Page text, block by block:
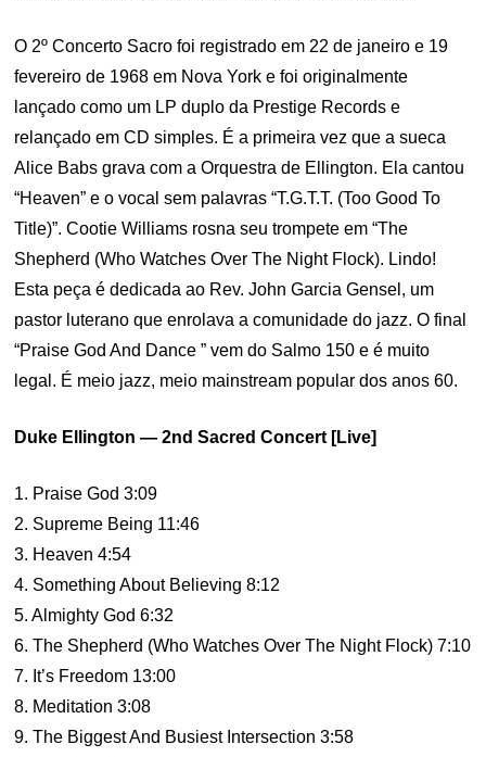
O 2º Concerto Sacro foi registrado em 22 de janeiro e 19
fevereiro de 1968 em Nova York e foi originalmente
lançado como um LP duplo da Prestige Records e
relançado em CD simples. É a primeira vez que a sueca
Alice Babs grava com a Orquestra de Ellington. Ela cantou
“Heaven” e o vocal sem palavras “T.G.T.T. (Too Good To
Title)”. Cootie Williams rosna seu trompete em “The
Shepherd (Who Watches Over The Night Flock). Lindo!
Esta peça é dedicada ao Rev. John Garcia Gensel, um
pastor luterano que enrolava a comunidade do jazz. O final
“Praise God And Dance ” vem do Salmo 150 e é muito
legal. É meio jazz, meio mainstream popular dos anos 60.
Duke Ellington — 2nd Sacred Concert [Live]
1. Praise God 3:09
2. Supreme Being 11:46
3. Heaven 4:54
4. Something About Believing 8:12
5. Almighty God 6:32
6. The Shepherd (Who Watches Over The Night Flock) 7:10
7. It’s Freedom 13:00
8. Meditation 3:08
9. The Biggest And Busiest Intersection 3:58